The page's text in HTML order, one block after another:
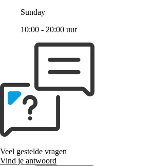
Sunday
10:00 - 20:00 uur
Veel gestelde vragen
Vind je antwoord